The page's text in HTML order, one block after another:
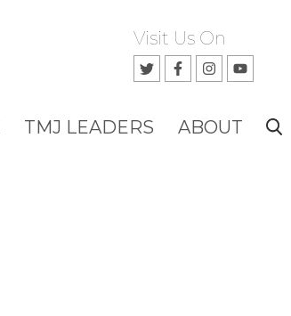
Visit Us On
TMJ LEADERS ABOUT